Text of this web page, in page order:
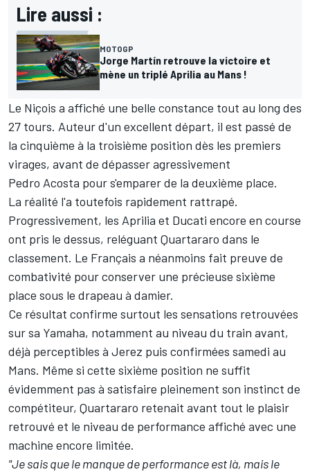
Lire aussi :
MOTOGP
Jorge Martín retrouve la victoire et
mène un triplé Aprilia au Mans !
Le Niçois a affiché une belle constance tout au long des
27 tours. Auteur d'un excellent départ, il est passé de
la cinquième à la troisième position dès les premiers
virages, avant de dépasser agressivement
Pedro Acosta pour s'emparer de la deuxième place.
La réalité l'a toutefois rapidement rattrapé.
Progressivement, les Aprilia et Ducati encore en course
ont pris le dessus, reléguant Quartararo dans le
classement. Le Français a néanmoins fait preuve de
combativité pour conserver une précieuse sixième
place sous le drapeau à damier.
Ce résultat confirme surtout les sensations retrouvées
sur sa Yamaha, notamment au niveau du train avant,
déjà perceptibles à Jerez puis confirmées samedi au
Mans. Même si cette sixième position ne suffit
évidemment pas à satisfaire pleinement son instinct de
compétiteur, Quartararo retenait avant tout le plaisir
retrouvé et le niveau de performance affiché avec une
machine encore limitée.
"Je sais que le manque de performance est là, mais le